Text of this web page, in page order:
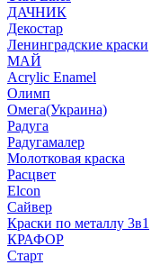
ДАЧНИК
Декостар
Ленинградские краски
МАЙ
Acrylic Enamel
Олимп
Омега(Украина)
Радуга
Радугамалер
Молотковая краска
Расцвет
Elcon
Сайвер
Краски по металлу 3в1
КРАФОР
Старт